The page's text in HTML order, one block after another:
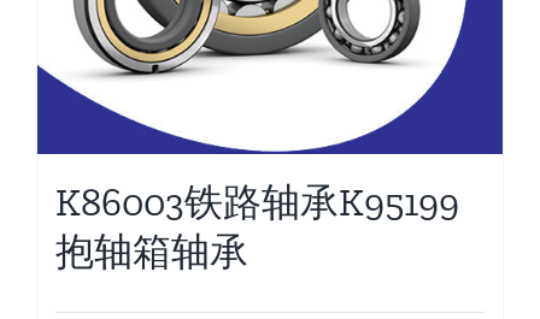
K86003铁路轴承K95199
抱轴箱轴承